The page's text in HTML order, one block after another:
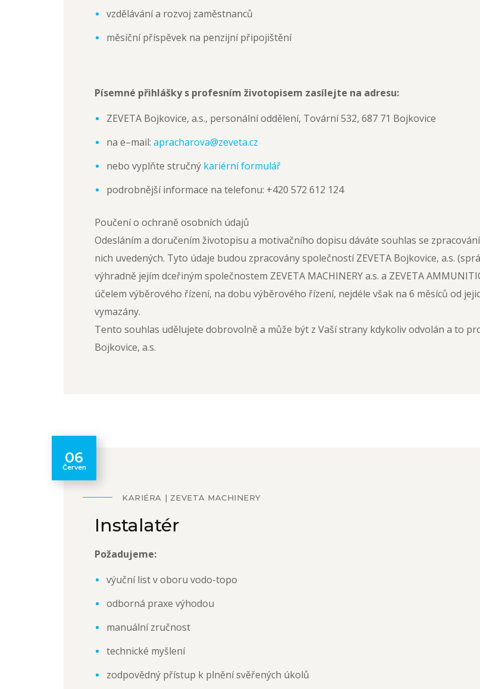
vzdělávání a rozvoj zaměstnanců
měsíční příspěvek na penzijní připojištění
Písemné přihlášky s profesním životopisem zasílejte na adresu:
ZEVETA Bojkovice, a.s., personální oddělení, Tovární 532, 687 71 Bojkovice
na e–mail: apracharova@zeveta.cz
nebo vyplňte stručný kariérní formulář
podrobnější informace na telefonu: +420 572 612 124
Poučení o ochraně osobních údajů
Odesláním a doručením životopisu a motivačního dopisu dáváte souhlas se
nich uvedených. Tyto údaje budou zpracovány společností ZEVETA Bojkovice, a.s.
výhradně jejím dceřiným společnostem ZEVETA MACHINERY a.s. a ZEVETA
účelem výběrového řízení, na dobu výběrového řízení, nejdéle však na 6 měsíců od
vymazány.
Tento souhlas udělujete dobrovolně a může být z Vaší strany kdykoliv odvolán a to
Bojkovice, a.s.
06
Červen
KARIÉRA ZEVETA MACHINERY
Instalatér
Požadujeme:
výuční list v oboru vodo-topo
odborná praxe výhodou
manuální zručnost
technické myšlení
zodpovědný přístup k plnění svěřených úkolů